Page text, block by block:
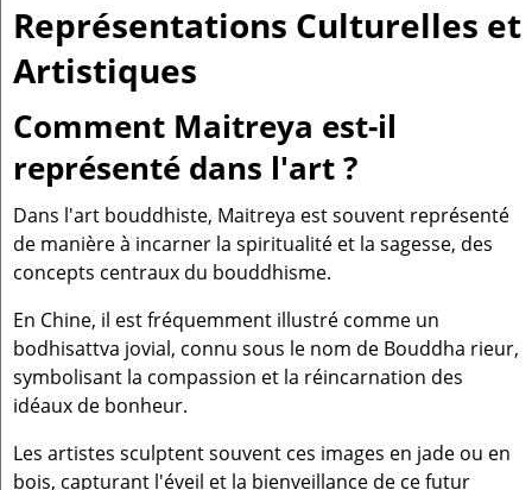
Représentations Culturelles et
Artistiques
Comment Maitreya est-il
représenté dans l'art ?
Dans l'art bouddhiste, Maitreya est souvent représenté
de manière à incarner la spiritualité et la sagesse, des
concepts centraux du bouddhisme.
En Chine, il est fréquemment illustré comme un
bodhisattva jovial, connu sous le nom de Bouddha rieur,
symbolisant la compassion et la réincarnation des
idéaux de bonheur.
Les artistes sculptent souvent ces images en jade ou en
bois, capturant l'éveil et la bienveillance de ce futur